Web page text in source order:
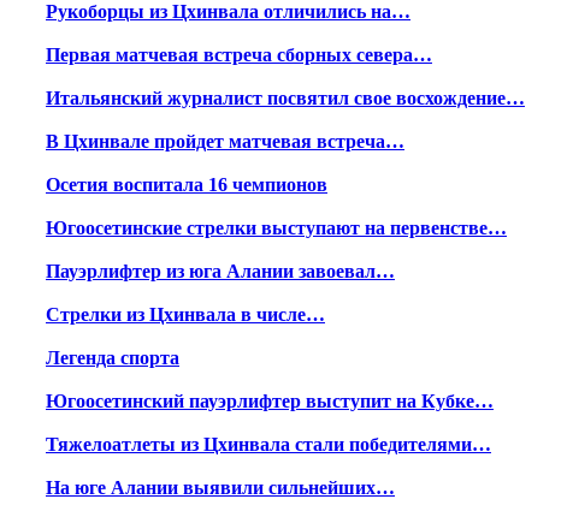
Рукоборцы из Цхинвала отличились на…
Первая матчевая встреча сборных севера…
Итальянский журналист посвятил свое восхождение…
В Цхинвале пройдет матчевая встреча…
Осетия воспитала 16 чемпионов
Югоосетинские стрелки выступают на первенстве…
Пауэрлифтер из юга Алании завоевал…
Стрелки из Цхинвала в числе…
Легенда спорта
Югоосетинский пауэрлифтер выступит на Кубке…
Тяжелоатлеты из Цхинвала стали победителями…
На юге Алании выявили сильнейших…